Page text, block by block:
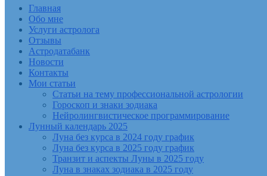
Главная
Обо мне
Услуги астролога
Отзывы
Астродатабанк
Новости
Контакты
Мои статьи
Статьи на тему профессиональной астрологии
Гороскоп и знаки зодиака
Нейролингвистическое программирование
Лунный календарь 2025
Луна без курса в 2024 году график
Луна без курса в 2025 году график
Транзит и аспекты Луны в 2025 году
Луна в знаках зодиака в 2025 году